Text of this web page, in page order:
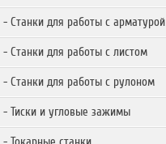
- Станки для работы с арматурой
- Станки для работы с листом
- Станки для работы с рулоном
- Тиски и угловые зажимы